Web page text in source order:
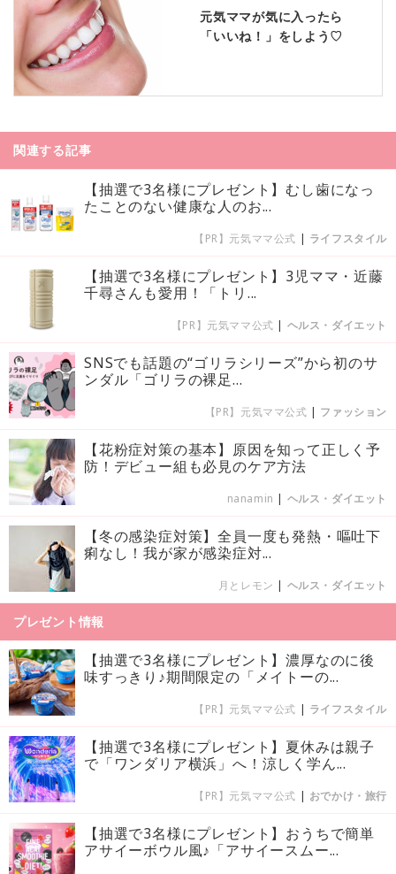
元気ママが気に入ったら
「いいね！」をしよう♡
関連する記事
【抽選で3名様にプレゼント】むし歯になっ
たことのない健康な人のお...
【PR】元気ママ公式 | ライフスタイル
【抽選で3名様にプレゼント】3児ママ・近藤
千尋さんも愛用！「トリ...
【PR】元気ママ公式 | ヘルス・ダイエット
SNSでも話題の“ゴリラシリーズ”から初のサ
ンダル「ゴリラの裸足...
【PR】元気ママ公式 | ファッション
【花粉症対策の基本】原因を知って正しく予
防！デビュー組も必見のケア方法
nanamin | ヘルス・ダイエット
【冬の感染症対策】全員一度も発熱・嘔吐下
痢なし！我が家が感染症対...
月とレモン | ヘルス・ダイエット
プレゼント情報
【抽選で3名様にプレゼント】濃厚なのに後
味すっきり♪期間限定の「メイトーの...
【PR】元気ママ公式 | ライフスタイル
【抽選で3名様にプレゼント】夏休みは親子
で「ワンダリア横浜」へ！涼しく学ん...
【PR】元気ママ公式 | おでかけ・旅行
【抽選で3名様にプレゼント】おうちで簡単
アサイーボウル風♪「アサイースムー...